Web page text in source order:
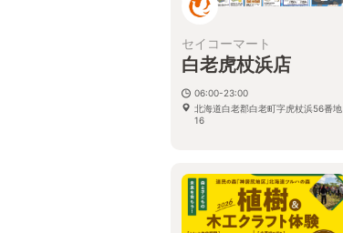
セイコーマート
白老虎杖浜店
06:00-23:00
北海道白老郡白老町字虎杖浜56番地
16